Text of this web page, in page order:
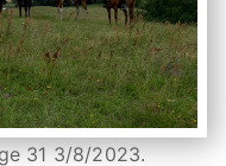
31 3/8/2023.